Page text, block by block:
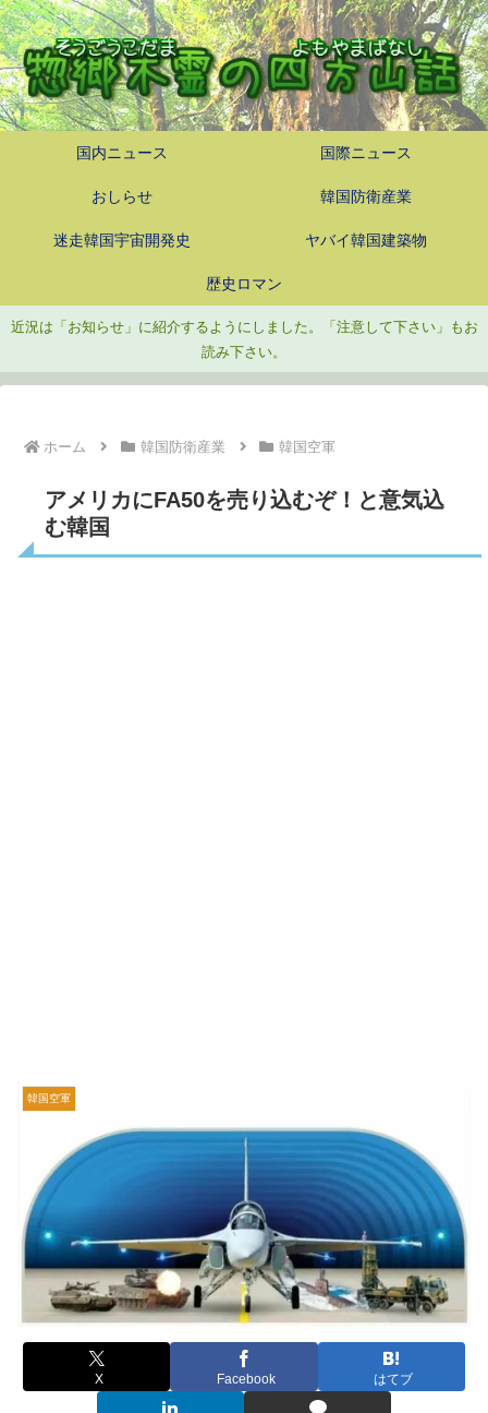
国内ニュース 国際ニュース
おしらせ 韓国防衛産業
迷走韓国宇宙開発史 ヤバイ韓国建築物
歴史ロマン
近況は「お知らせ」に紹介するようにしました。「注意して下さい」もお
読み下さい。
ホーム 韓国防衛産業 韓国空軍
アメリカにFA50を売り込むぞ！と意気込
む韓国
韓国空軍
X Facebook はてブ